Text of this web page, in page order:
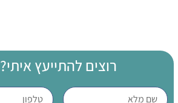
רוצים להתייעץ איתי?